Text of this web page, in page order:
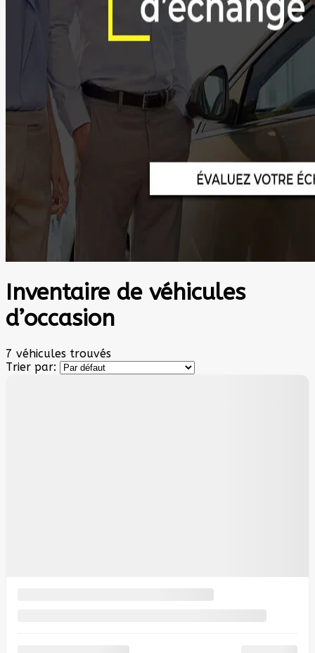
Inventaire de véhicules
d’occasion
7 véhicules trouvés
Trier par: